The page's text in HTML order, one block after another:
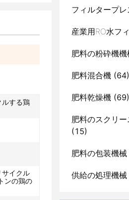
ルする鶏
サイクル
ンの鶏の
フィルタープ
産業用RO水フ
肥料の粉砕機機
肥料混合機 (64)
肥料乾燥機 (69)
肥料のスクリ
(15)
肥料の包装機械
供給の処理機械